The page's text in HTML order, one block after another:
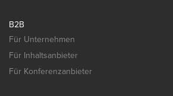
B2B
Für Unternehmen
Für Inhaltsanbieter
Für Konferenzanbieter